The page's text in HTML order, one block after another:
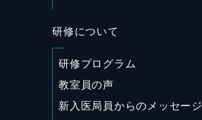
研修について
研修プログラム
教室員の声
新入医局員からのメッセージ